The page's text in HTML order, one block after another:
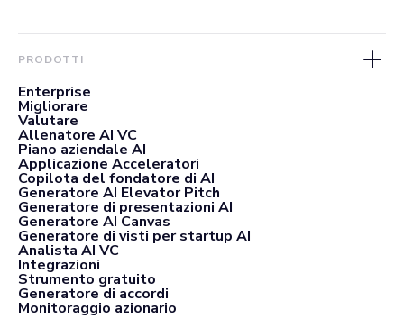
PRODOTTI
Enterprise
Migliorare
Valutare
Allenatore AI VC
Piano aziendale AI
Applicazione Acceleratori
Copilota del fondatore di AI
Generatore AI Elevator Pitch
Generatore di presentazioni AI
Generatore AI Canvas
Generatore di visti per startup AI
Analista AI VC
Integrazioni
Strumento gratuito
Generatore di accordi
Monitoraggio azionario